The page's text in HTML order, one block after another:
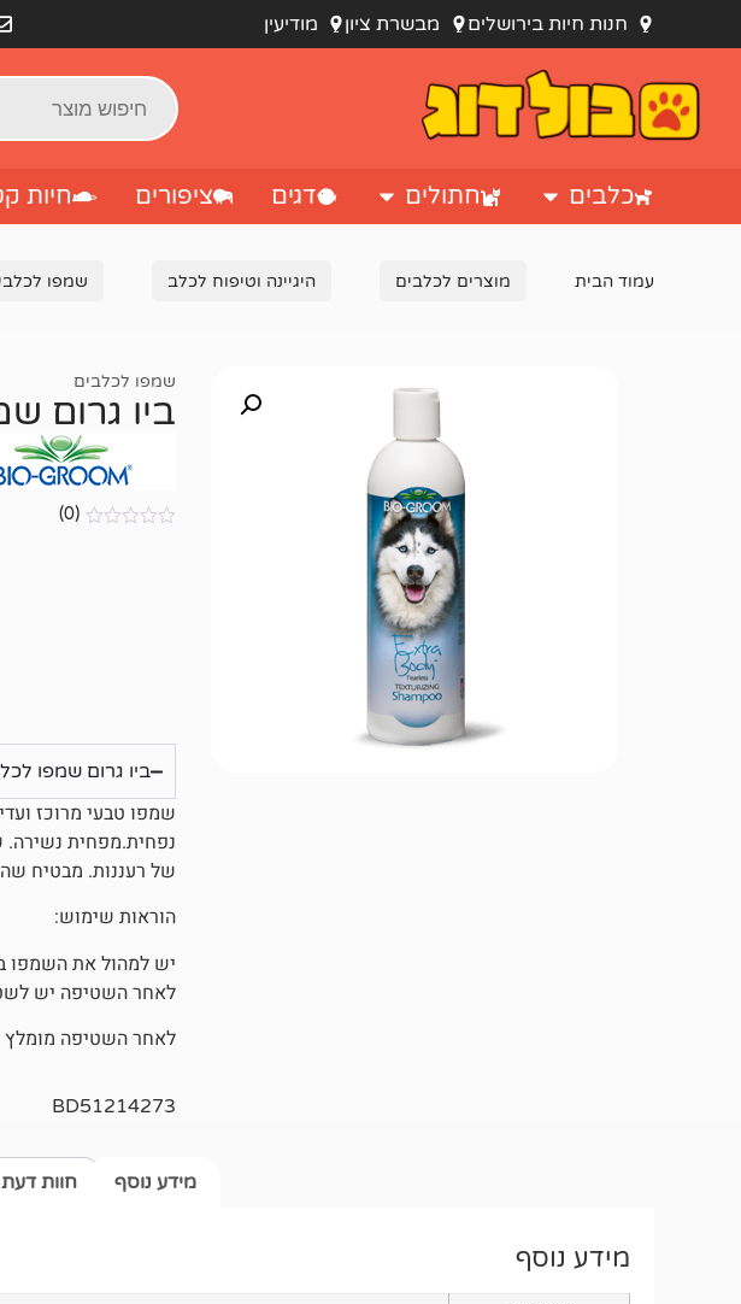
חנות חיות בירושלים מבשרת ציון מודיעין
כלבים חתולים דגים ציפורים חיות
עמוד הבית מוצרים לכלבים היגיינה וטיפוח לכלב שמפו
שמפו לכלבים
ביו גרום
(0)
ביו גרום שמפו
שמפו טבעי מרוכז
נפחית.מפחית נשירה.
של רעננות. מבטיח
הוראות שימוש:
לאחר השטיפה יש
לאחר השטיפה
BD51214273
מידע נוסף חוות דעת
מידע נוסף